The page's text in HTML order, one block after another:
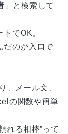
」と検索して
でOK。
だのが入口で
、メール文、
の関数や簡単
れる相棒”って